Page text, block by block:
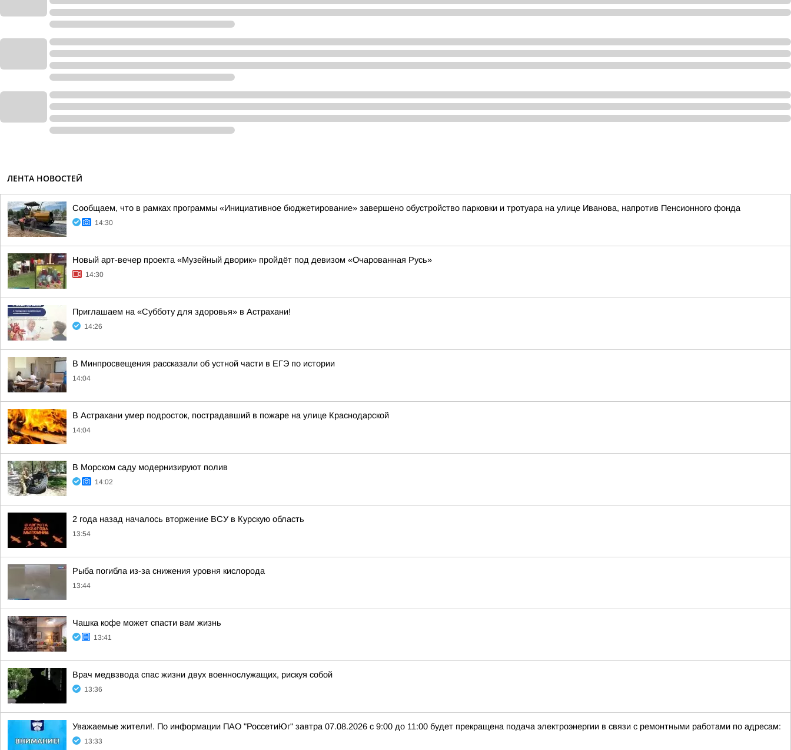
ЛЕНТА НОВОСТЕЙ
Сообщаем, что в рамках программы «Инициативное бюджетирование» завершено обустройство парковки и тротуара на улице Иванова, напротив Пенсионного фонда
14:30
Новый арт-вечер проекта «Музейный дворик» пройдёт под девизом «Очарованная Русь»
14:30
Приглашаем на «Субботу для здоровья» в Астрахани!
14:26
В Минпросвещения рассказали об устной части в ЕГЭ по истории
14:04
В Астрахани умер подросток, пострадавший в пожаре на улице Краснодарской
14:04
В Морском саду модернизируют полив
14:02
2 года назад началось вторжение ВСУ в Курскую область
13:54
Рыба погибла из-за снижения уровня кислорода
13:44
Чашка кофе может спасти вам жизнь
13:41
Врач медвзвода спас жизни двух военнослужащих, рискуя собой
13:36
Уважаемые жители!. По информации ПАО "РоссетиЮг" завтра 07.08.2026 с 9:00 до 11:00 будет прекращена подача электроэнергии в связи с ремонтными работами по адресам:
13:33